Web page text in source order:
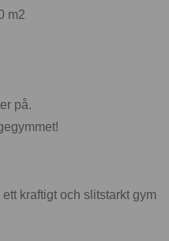
m2
på.
kraftigt och slitstarkt gym